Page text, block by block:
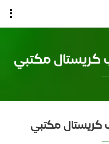
كريستال مكتبي
كريستال مكتبي